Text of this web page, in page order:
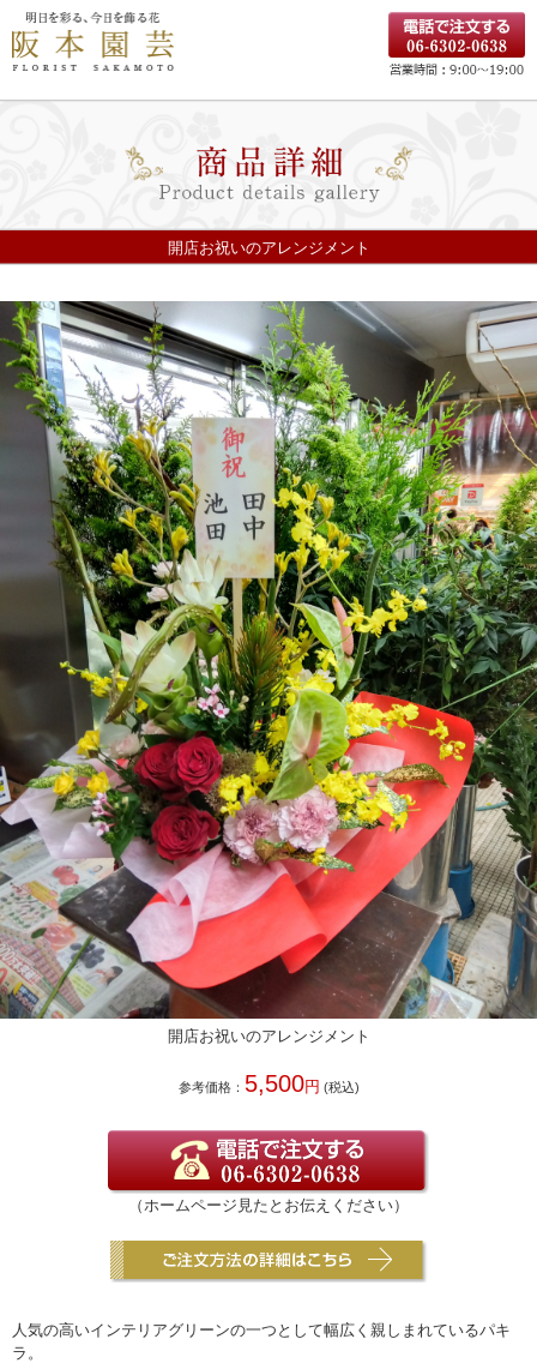
開店お祝いのアレンジメント
開店お祝いのアレンジメント
参考価格： 5,500円 (税込)
（ホームページ見たとお伝えください）
人気の高いインテリアグリーンの一つとして幅広く親しまれているパキ
ラ。